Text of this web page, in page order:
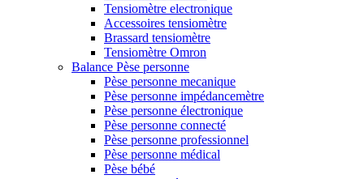
Tensiomètre electronique
Accessoires tensiomètre
Brassard tensiomètre
Tensiomètre Omron
Balance Pèse personne
Pèse personne mecanique
Pèse personne impédancemètre
Pèse personne électronique
Pèse personne connecté
Pèse personne professionnel
Pèse personne médical
Pèse bébé